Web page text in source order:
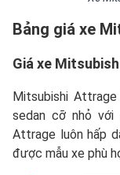
Bảng giá xe
Giá xe
Mitsubishi
sedan cỡ nhỏ
Attrage luôn hấp
được mẫu xe phù